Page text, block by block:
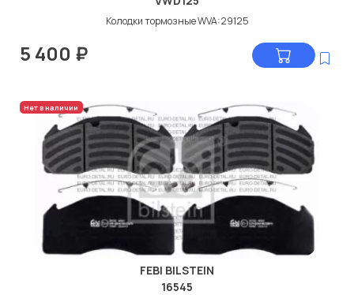
Колодки тормозные WVA:29125
5 400 ₽
Нет в наличии
FEBI BILSTEIN
16545